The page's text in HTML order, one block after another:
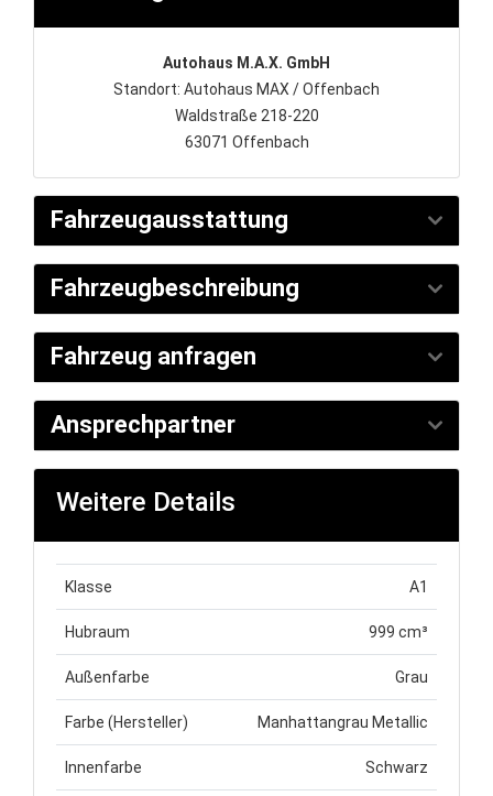
Autohaus M.A.X. GmbH
Standort: Autohaus MAX / Offenbach
Waldstraße 218-220
63071 Offenbach
Fahrzeugausstattung
Fahrzeugbeschreibung
Fahrzeug anfragen
Ansprechpartner
Weitere Details
Klasse A1
Hubraum 999 cm³
Außenfarbe Grau
Farbe (Hersteller) Manhattangrau Metallic
Innenfarbe Schwarz